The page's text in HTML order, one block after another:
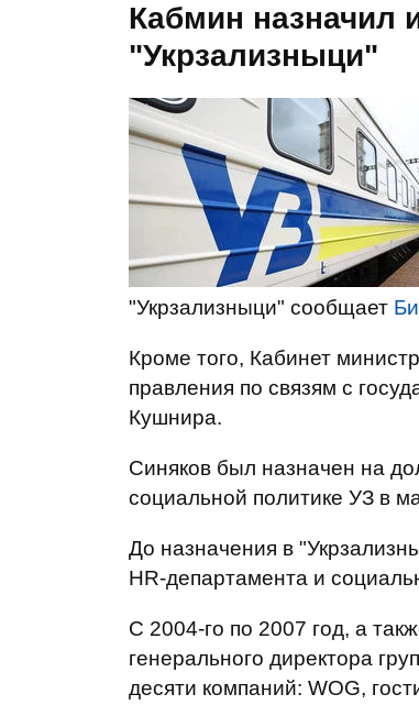
Кабмин назначил
"Укрзализныци"
"Укрзализныци" сообщает
Кроме того, Кабинет
правления по связям с
Кушнира.
Синяков был назначен на
социальной политике УЗ в
До назначения в
HR-департамента и
С 2004-го по 2007 год, а
генерального директора
десяти компаний: WOG,